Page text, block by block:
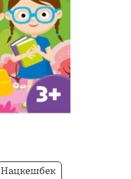
Нацкешбек